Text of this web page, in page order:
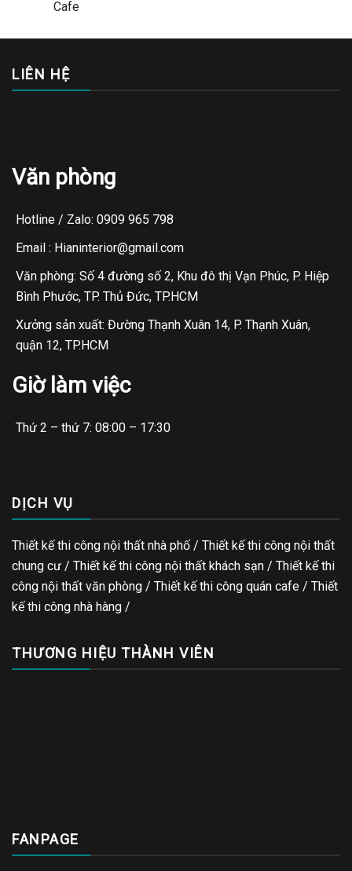
LIÊN HỆ
Văn phòng
Hotline / Zalo: 0909 965 798
Email : Hianinterior@gmail.com
Văn phòng: Số 4 đường số 2, Khu đô thị Vạn Phúc, P. Hiệp
Bình Phước, TP. Thủ Đức, TP.HCM
Xưởng sản xuất: Đường Thạnh Xuân 14, P. Thạnh Xuân,
quận 12, TP.HCM
Giờ làm việc
Thứ 2 – thứ 7: 08:00 – 17:30
DỊCH VỤ
Thiết kế thi công nội thất nhà phố / Thiết kế thi công nội thất
chung cư / Thiết kế thi công nội thất khách sạn / Thiết kế thi
công nội thất văn phòng / Thiết kế thi công quán cafe / Thiết
kế thi công nhà hàng /
THƯƠNG HIỆU THÀNH VIÊN
FANPAGE